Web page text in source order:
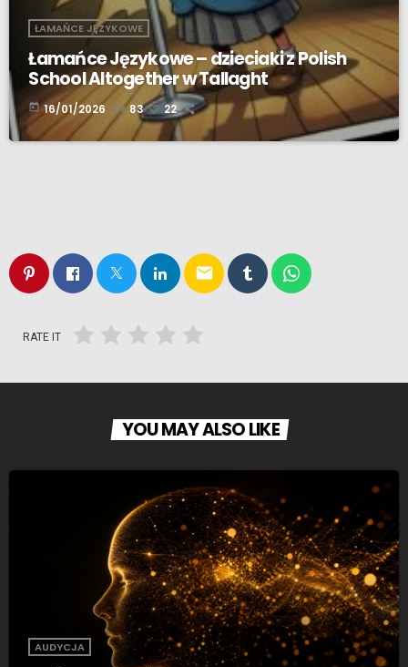
ŁAMAŃCE JĘZYKOWE
Łamańce Językowe – dzieciaki z Polish
School Altogether w Tallaght
today 16/01/2026 83 22
email
RATE IT
YOU MAY ALSO LIKE
AUDYCJA